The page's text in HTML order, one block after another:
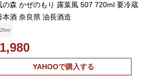
の森 かぜのもり 露葉風 507 720ml 要冷蔵
本酒 奈良県 油長酒造
1,980
YAHOOで購入する